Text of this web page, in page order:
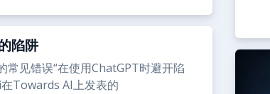
陷阱
常见错误“在使用ChatGPT时避开陷
Towards AI上发表的